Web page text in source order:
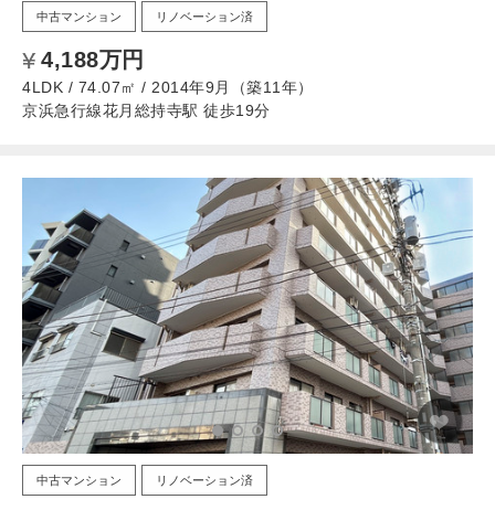
中古マンション リノベーション済
4,188万円
4LDK / 74.07㎡ / 2014年9月（築11年）
京浜急行線花月総持寺駅 徒歩19分
中古マンション リノベーション済